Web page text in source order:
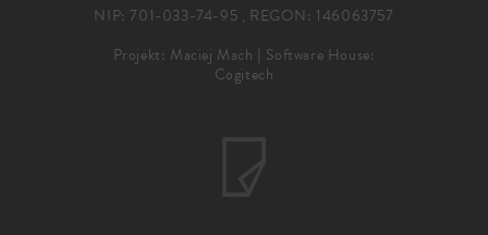
NIP: 701-033-74-95 , REGON: 146063757
Projekt: Maciej Mach | Software House:
Cogitech